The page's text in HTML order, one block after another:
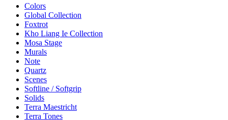
Colors
Global Collection
Foxtrot
Kho Liang Ie Collection
Mosa Stage
Murals
Note
Quartz
Scenes
Softline / Softgrip
Solids
Terra Maestricht
Terra Tones